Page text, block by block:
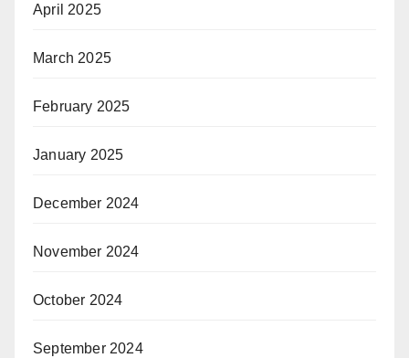
April 2025
March 2025
February 2025
January 2025
December 2024
November 2024
October 2024
September 2024